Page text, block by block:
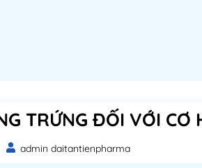
TRỨNG ĐỐI VỚI CƠ
admin daitantienpharma